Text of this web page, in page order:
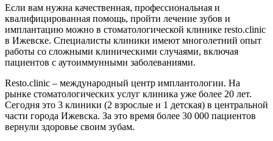
Если вам нужна качественная, профессиональная и
квалифицированная помощь, пройти лечение зубов и
имплантацию можно в стоматологической клинике resto.clinic
в Ижевске. Специалисты клиники имеют многолетний опыт
работы со сложными клиническими случаями, включая
пациентов с аутоиммунными заболеваниями.
Resto.clinic – международный центр имплантологии. На
рынке стоматологических услуг клиника уже более 20 лет.
Сегодня это 3 клиники (2 взрослые и 1 детская) в центральной
части города Ижевска. За это время более 30 000 пациентов
вернули здоровье своим зубам.